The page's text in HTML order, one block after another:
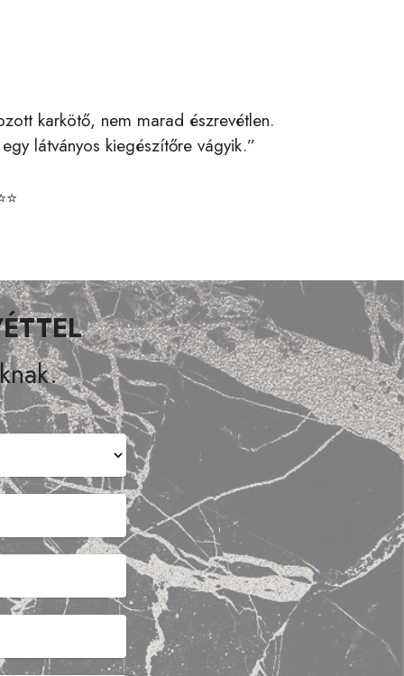
karkötő, nem marad észrevétlen.
látványos kiegészítőre vágyik.”